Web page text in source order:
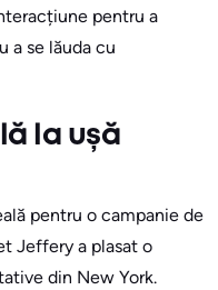
pentru a
a se lăuda cu
la ușă
pentru o campanie de
Jeffery a plasat o
din New York.